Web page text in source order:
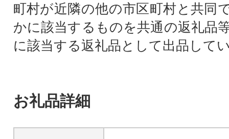
町村が近隣の他の市区町村と共同
かに該当するものを共通の返礼品
に該当する返礼品として出品して
お礼品詳細